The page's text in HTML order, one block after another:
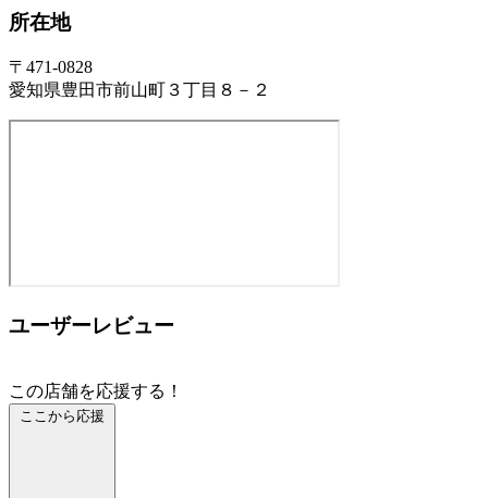
所在地
〒471-0828
愛知県豊田市前山町３丁目８－２
ユーザーレビュー
この店舗を応援する！
ここから応援